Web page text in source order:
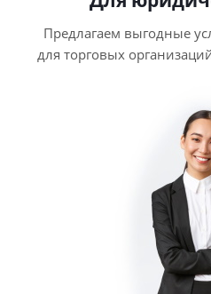
Предлагаем выгодные
для торговых